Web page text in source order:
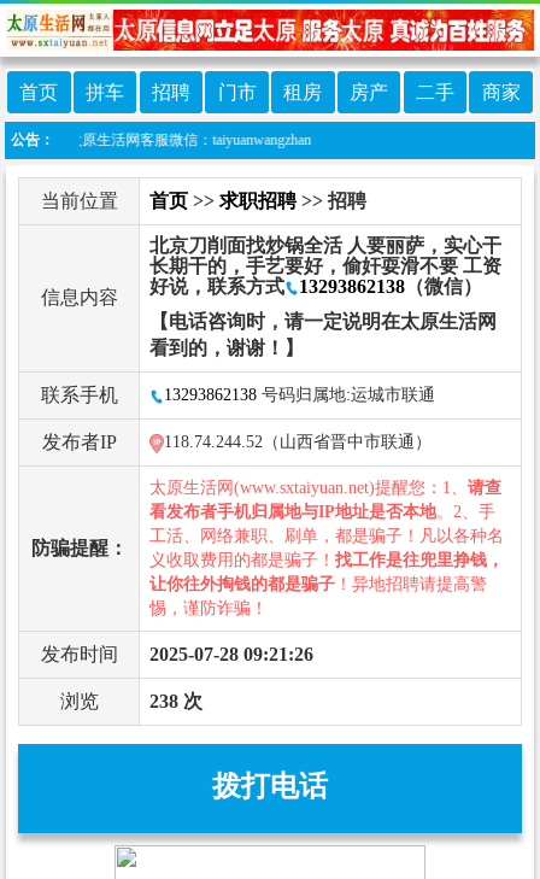
首页 拼车 招聘 门市 租房 房产 二手 商家
公告：
请加太原生活网客服微信：taiyuanwangzhan
当前位置 首页 >> 求职招聘>> 招聘
信息内容
北京刀削面找炒锅全活 人要丽萨，实心干
长期干的，手艺要好，偷奸耍滑不要 工资
好说，联系方式
13293862138 （微信）
【电话咨询时，请一定说明在太原生活网
看到的，谢谢！】
联系手机 13293862138 号码归属地:运城市联通
发布者IP 118.74.244.52（山西省晋中市联通）
防骗提醒：
太原生活网(www.sxtaiyuan.net)提醒您：1、 请查
看发布者手机归属地与IP地址是否本地。2、手
工活、网络兼职、刷单，都是骗子！凡以各种名
义收取费用的都是骗子！ 找工作是往兜里挣钱，
让你往外掏钱的都是骗子 ！异地招聘请提高警
惕，谨防诈骗！
发布时间 2025-07-28 09:21:26
浏览 238 次
拨打电话